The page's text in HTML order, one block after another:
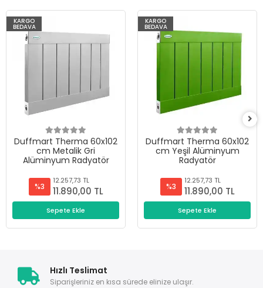
KARGO
BEDAVA
Duffmart Therma 60x102
cm Metalik Gri
Alüminyum Radyatör
%3
12.257,73 TL
11.890,00 TL
Sepete Ekle
KARGO
BEDAVA
Duffmart Therma 60x102
cm Yeşil Alüminyum
Radyatör
%3
12.257,73 TL
11.890,00 TL
Sepete Ekle
Hızlı Teslimat
Siparişleriniz en kısa sürede elinize ulaşır.